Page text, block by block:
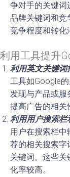
争对手的关键词
品牌关键词和竞
竞争程度和转化
利用工具提升
利用英文关键词
工具如Google
发现与产品或服
提高广告的相关
利用用户搜索栏
用户在搜索栏
荐的相关搜索字
关键词。这些
化率较高。